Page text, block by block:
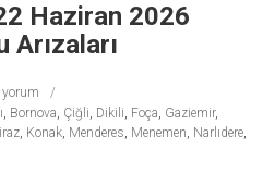
Haziran 2026
Arızaları
yorum
, Bornova, Çiğli, Dikili, Foça, Gaziemir,
, Konak, Menderes, Menemen, Narlıdere,